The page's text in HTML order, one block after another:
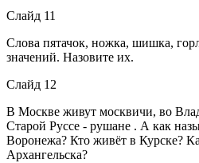
Слайд 11
Слова пятачок, ножка, шишка,
значений. Назовите их.
Слайд 12
В Москве живут москвичи, во
Старой Руссе - рушане . А как
Воронежа? Кто живёт в Курске?
Архангельска?